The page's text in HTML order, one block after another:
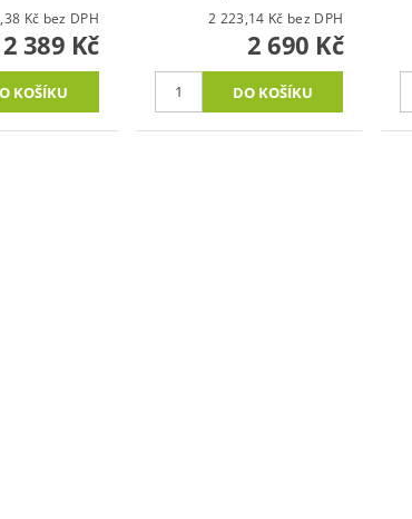
1 974,38 Kč bez DPH
2 389 Kč
2 223,14 Kč bez DPH
2 690 Kč